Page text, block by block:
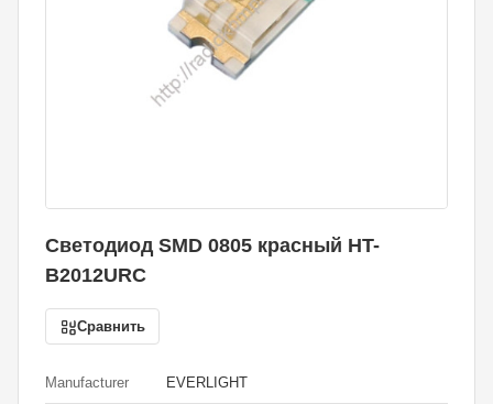
Светодиод SMD 0805 красный HT-
B2012URC
Сравнить
Manufacturer EVERLIGHT